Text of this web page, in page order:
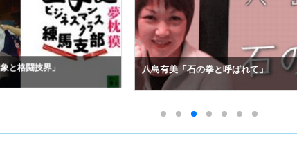
界」 八島有美「石の拳と呼ばれて」